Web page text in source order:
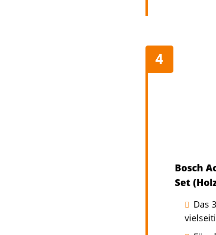
Bosch
Set
Das